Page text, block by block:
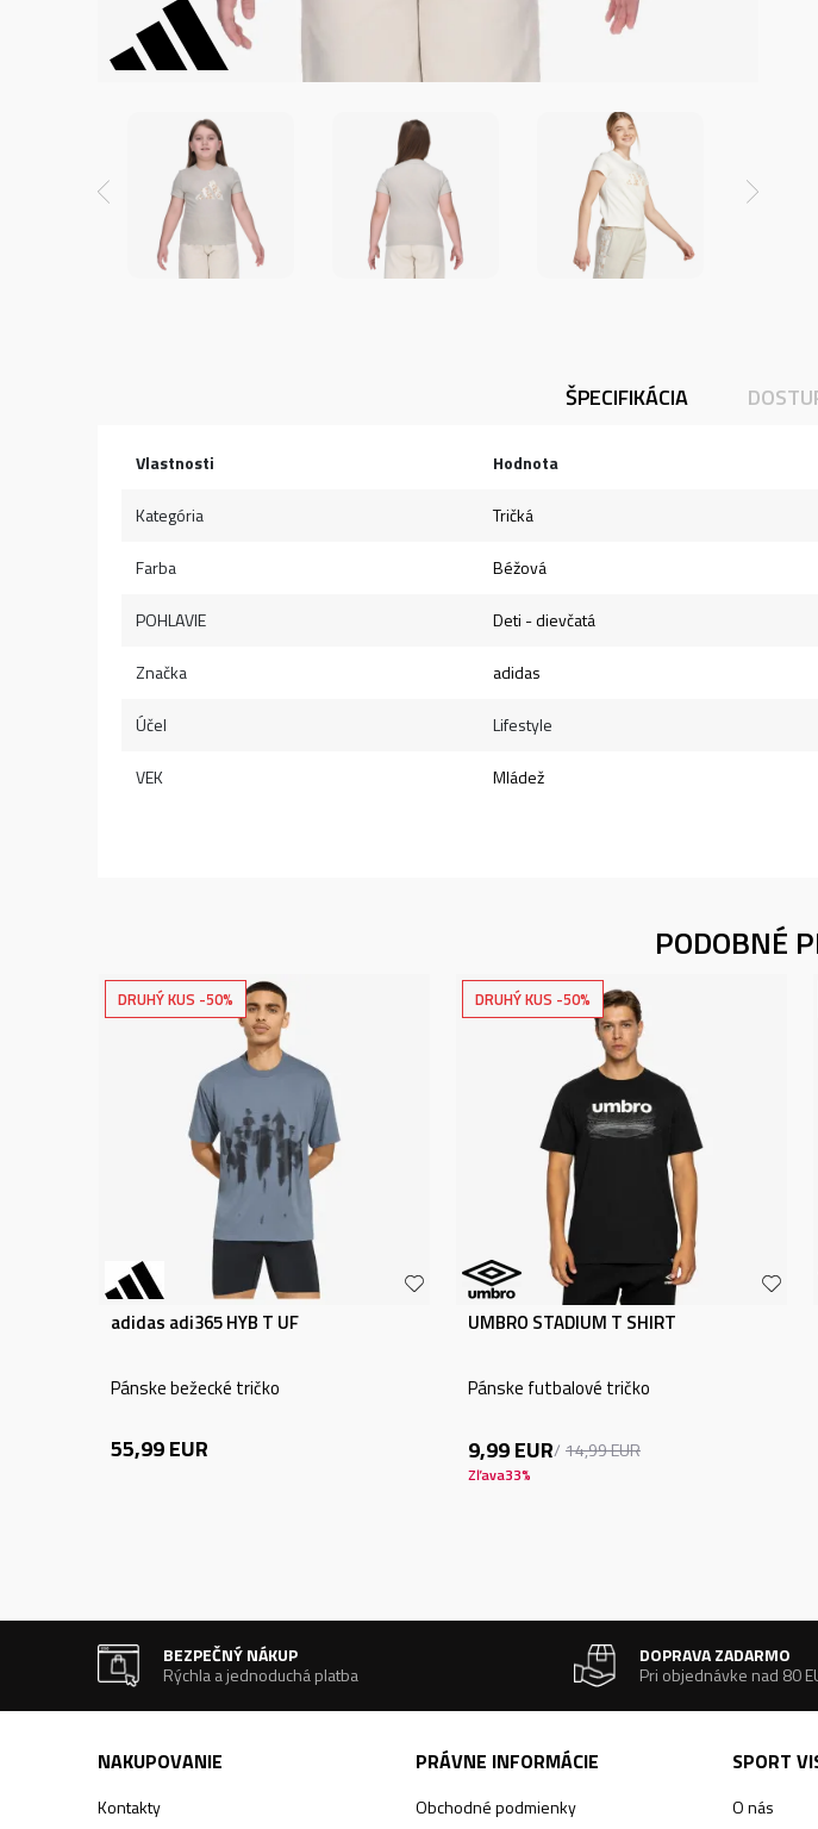
ŠPECIFIKÁCIA
Vlastnosti Hodnota
Kategória Tričká
Farba Béžová
POHLAVIE Deti - dievčatá
Značka adidas
Účel Lifestyle
VEK Mládež
PODOBNÉ
DRUHÝ KUS -50%
adidas adi365 HYB T UF
Pánske bežecké tričko
55,99EUR
DRUHÝ KUS -50%
UMBRO STADIUM T SHIRT
Pánske futbalové tričko
9,99EUR 14,99EUR
Zľava33%
BEZPEČNÝ NÁKUP
Rýchla a jednoduchá platba
DOPRAVA ZADARMO
Pri objednávke nad 80
NAKUPOVANIE
Kontakty
PRÁVNE INFORMÁCIE
Obchodné podmienky
SPORT
O nás